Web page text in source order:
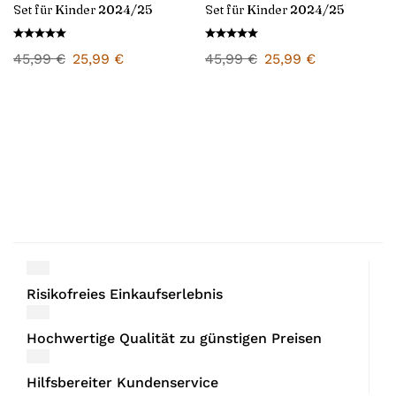
Set für Kinder 2024/25
45,99€ 25,99 €
Set für Kinder 2024/25
45,99€ 25,99 €
Risikofreies Einkaufserlebnis
Hochwertige Qualität zu günstigen Preisen
Hilfsbereiter Kundenservice